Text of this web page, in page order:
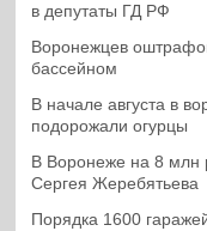
в депутаты ГД РФ
Воронежцев
бассейном
В начале августа в
подорожали огурцы
В Воронеже на 8 млн
Сергея Жеребятьева
Порядка 1600